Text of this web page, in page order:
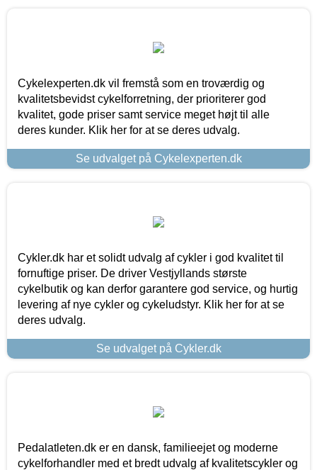
Cykelexperten.dk vil fremstå som en troværdig og
kvalitetsbevidst cykelforretning, der prioriterer god
kvalitet, gode priser samt service meget højt til alle
deres kunder. Klik her for at se deres udvalg.
Se udvalget på Cykelexperten.dk
Cykler.dk har et solidt udvalg af cykler i god kvalitet til
fornuftige priser. De driver Vestjyllands største
cykelbutik og kan derfor garantere god service, og hurtig
levering af nye cykler og cykeludstyr. Klik her for at se
deres udvalg.
Se udvalget på Cykler.dk
Pedalatleten.dk er en dansk, familieejet og moderne
cykelforhandler med et bredt udvalg af kvalitetscykler og